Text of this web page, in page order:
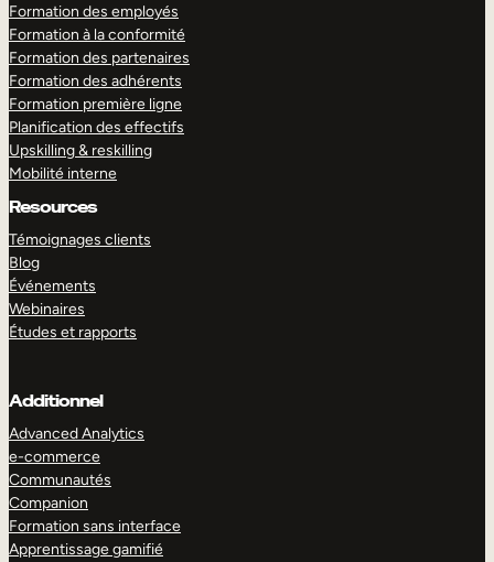
Formation des employés
Formation à la conformité
Formation des partenaires
Formation des adhérents
Formation première ligne
Planification des effectifs
Upskilling & reskilling
Mobilité interne
Resources
Témoignages clients
Blog
Événements
Webinaires
Études et rapports
Additionnel
Advanced Analytics
e-commerce
Communautés
Companion
Formation sans interface
Apprentissage gamifié